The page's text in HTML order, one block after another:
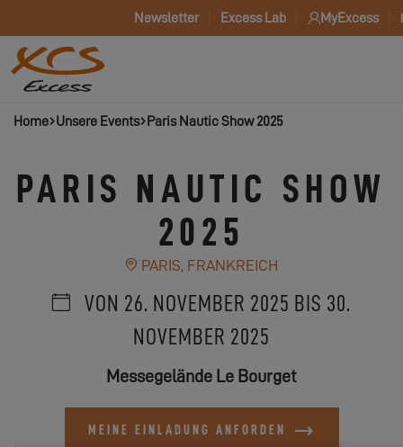
Newsletter Excess Lab MyExcess
Home Unsere Events Paris Nautic Show 2025
PARIS NAUTIC SHOW
2025
PARIS, FRANKREICH
VON 26. NOVEMBER 2025 BIS 30.
NOVEMBER 2025
Messegelände Le Bourget
MEINE EINLADUNG ANFORDEN